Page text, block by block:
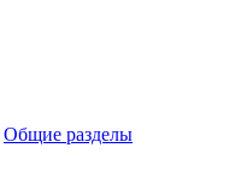
Общие разделы